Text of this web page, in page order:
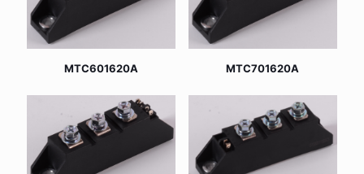
MTC601620A MTC701620A